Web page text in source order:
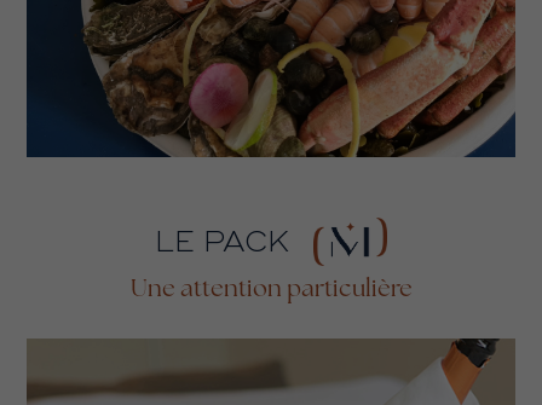
LE PACK
Une attention particulière